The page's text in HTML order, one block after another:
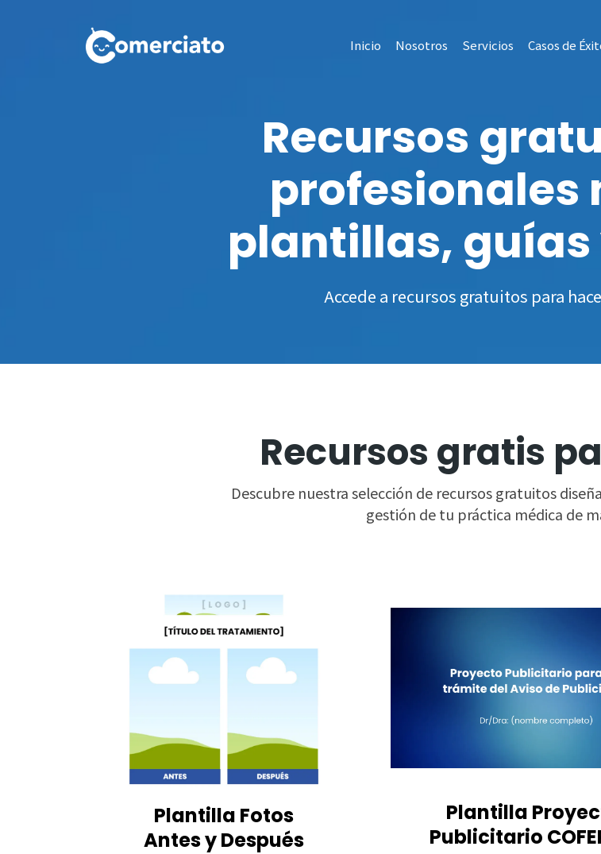
Inicio Nosotros Servicios Casos de
Recursos
profesionales
plantillas, guías
Accede a recursos gratuitos para
Recursos gratis
Descubre nuestra selección de recursos gratuitos
gestión de tu práctica médica de
Plantilla Fotos
Antes y Después
Plantilla
Publicitario